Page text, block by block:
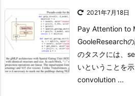
2021年7月18日
Pay Attention to
GooleResearch
のタスクには、
いということを
convolution ...